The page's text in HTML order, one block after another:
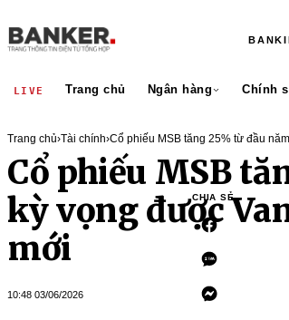
LIVE Trang chủ Ngân hàng Chính
Trang chủ›Tài chính›Cổ phiếu MSB tăng 25% từ đầu
Cổ phiếu MSB
kỳ vọng được
mới
10:48 03/06/2026
CHIA SẺ